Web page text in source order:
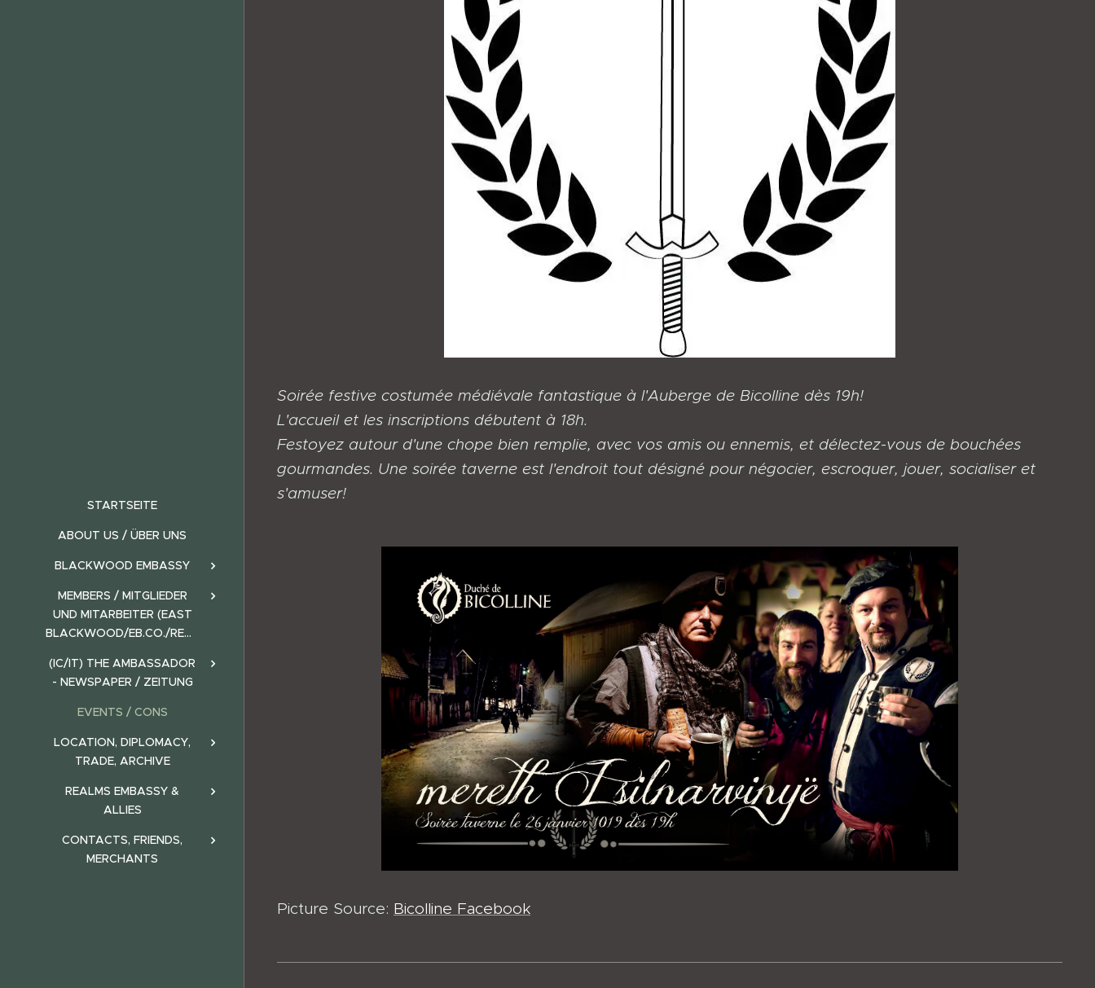
STARTSEITE
ABOUT US / ÜBER UNS
BLACKWOOD EMBASSY
MEMBERS / MITGLIEDER
UND MITARBEITER (EAST
BLACKWOOD/EB.CO./REALMS)
(IC/IT) THE AMBASSADOR
- NEWSPAPER / ZEITUNG
EVENTS / CONS
LOCATION, DIPLOMACY,
TRADE, ARCHIVE
REALMS EMBASSY &
ALLIES
CONTACTS, FRIENDS,
MERCHANTS
Soirée festive costumée médiévale fantastique à l'Auberge de Bicolline dès 19h!
L'accueil et les inscriptions débutent à 18h.
Festoyez autour d'une chope bien remplie, avec vos amis ou ennemis, et délectez-vous de bouchées
gourmandes. Une soirée taverne est l'endroit tout désigné pour négocier, escroquer, jouer, socialiser et
s'amuser!
Picture Source: Bicolline Facebook